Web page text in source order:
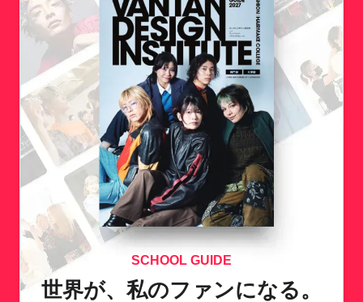
SCHOOL GUIDE
世界が、私のファンになる。